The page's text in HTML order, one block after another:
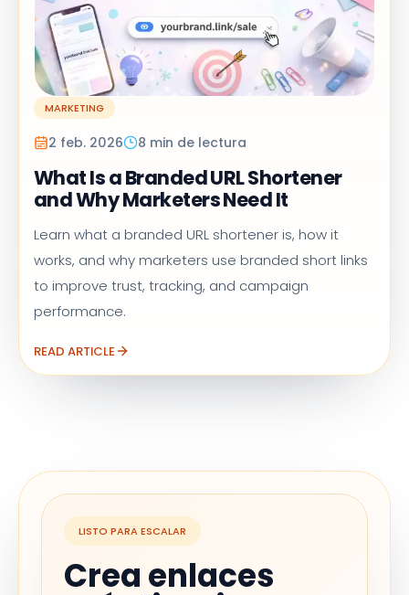
MARKETING
2 feb. 2026 8 min de lectura
What Is a Branded URL Shortener
and Why Marketers Need It
Learn what a branded URL shortener is, how it
works, and why marketers use branded short links
to improve trust, tracking, and campaign
performance.
READ ARTICLE
LISTO PARA ESCALAR
Crea enlaces